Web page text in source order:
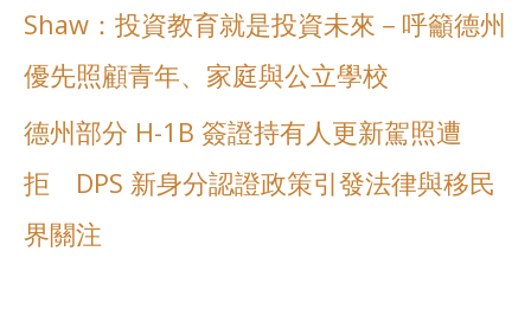
Shaw：投資教育就是投資未來－呼籲德州
優先照顧青年、家庭與公立學校
德州部分 H-1B 簽證持有人更新駕照遭
拒 DPS 新身分認證政策引發法律與移民
界關注